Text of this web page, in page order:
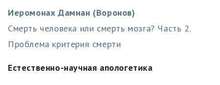
Иеромонах Дамиан (Воронов)
Смерть человека или смерть мозга? Часть 2.
Проблема критерия смерти
Естественно-научная апологетика